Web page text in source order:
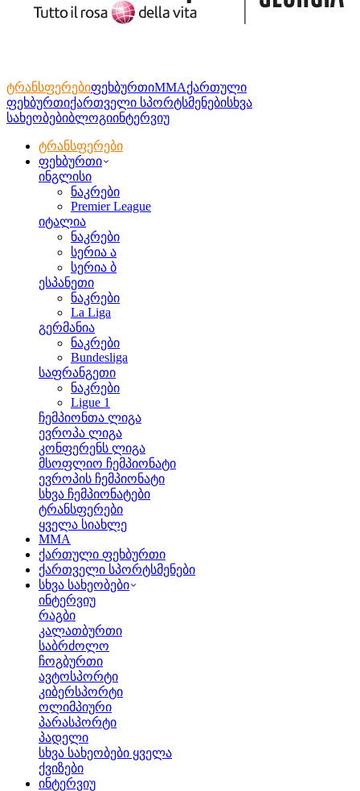
ტრანსფერებიფეხბურთიMMAქართული
ფეხბურთიქართველი სპორტსმენებისხვა
სახეობებიბლოგიინტერვიუ
ტრანსფერები
ფეხბურთი
ინგლისი
ნაკრები
Premier League
იტალია
ნაკრები
სერია ა
სერია ბ
ესპანეთი
ნაკრები
La Liga
გერმანია
ნაკრები
Bundesliga
საფრანგეთი
ნაკრები
Ligue 1
ჩემპიონთა ლიგა
ევროპა ლიგა
კონფერენს ლიგა
მსოფლიო ჩემპიონატი
ევროპის ჩემპიონატი
სხვა ჩემპიონატები
ტრანსფერები
ყველა სიახლე
MMA
ქართული ფეხბურთი
ქართველი სპორტსმენები
სხვა სახეობები
ინტერვიუ
რაგბი
კალათბურთი
საბრძოლო
ჩოგბურთი
ავტოსპორტი
კიბერსპორტი
ოლიმპიური
პარასპორტი
პადელი
სხვა სახეობები ყველა
ქვიზები
ინტერვიუ